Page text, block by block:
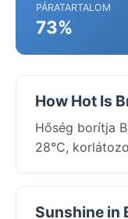
PÁRATARTALOM
73%
How Hot Is
Hőség borítja
28°C,
Sunshine in